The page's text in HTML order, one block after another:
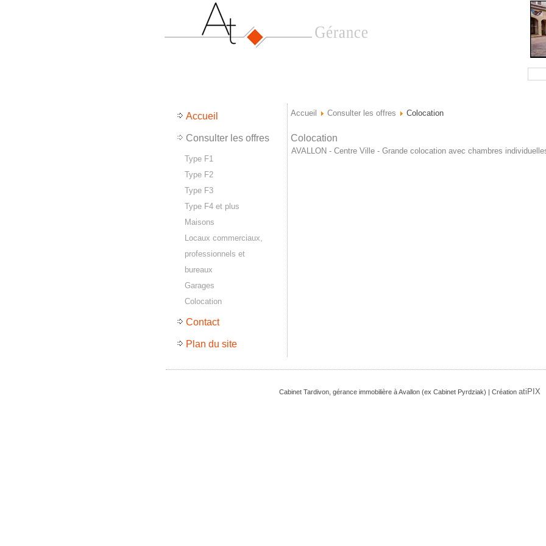
Accueil
Consulter les offres
Type F1
Type F2
Type F3
Type F4 et plus
Maisons
Locaux commerciaux,
professionnels et
bureaux
Garages
Colocation
Contact
Plan du site
Accueil Consulter les offres Colocation
Colocation
AVALLON - Centre Ville - Grande colocation avec chambres
Cabinet Tardivon, gérance immobilière à Avallon (ex Cabinet Pyrdziak) | Création atiPIX